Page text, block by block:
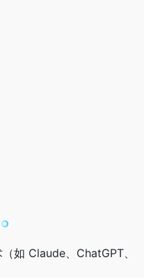
如 Claude、ChatGPT、